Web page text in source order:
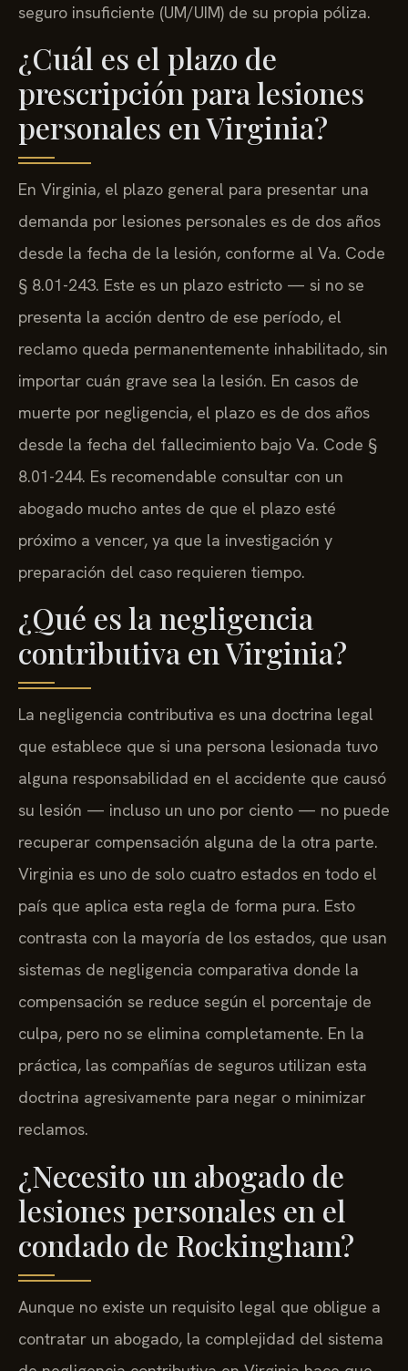
seguro insuficiente (UM/UIM) de su propia póliza.
¿Cuál es el plazo de
prescripción para lesiones
personales en Virginia?
En Virginia, el plazo general para presentar una
demanda por lesiones personales es de dos años
desde la fecha de la lesión, conforme al Va. Code
§ 8.01-243. Este es un plazo estricto — si no se
presenta la acción dentro de ese período, el
reclamo queda permanentemente inhabilitado, sin
importar cuán grave sea la lesión. En casos de
muerte por negligencia, el plazo es de dos años
desde la fecha del fallecimiento bajo Va. Code §
8.01-244. Es recomendable consultar con un
abogado mucho antes de que el plazo esté
próximo a vencer, ya que la investigación y
preparación del caso requieren tiempo.
¿Qué es la negligencia
contributiva en Virginia?
La negligencia contributiva es una doctrina legal
que establece que si una persona lesionada tuvo
alguna responsabilidad en el accidente que causó
su lesión — incluso un uno por ciento — no puede
recuperar compensación alguna de la otra parte.
Virginia es uno de solo cuatro estados en todo el
país que aplica esta regla de forma pura. Esto
contrasta con la mayoría de los estados, que usan
sistemas de negligencia comparativa donde la
compensación se reduce según el porcentaje de
culpa, pero no se elimina completamente. En la
práctica, las compañías de seguros utilizan esta
doctrina agresivamente para negar o minimizar
reclamos.
¿Necesito un abogado de
lesiones personales en el
condado de Rockingham?
Aunque no existe un requisito legal que obligue a
contratar un abogado, la complejidad del sistema